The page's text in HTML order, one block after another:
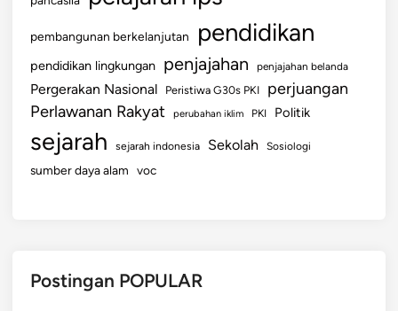
g
n
G
l
o
a
pembangunan berkelanjutan pendidikan
pendidikan lingkungan penjajahan penjajahan belanda
Pergerakan Nasional Peristiwa G30s PKI perjuangan
Perlawanan Rakyat perubahan iklim PKI Politik
sejarah sejarah indonesia Sekolah Sosiologi
sumber daya alam voc
Postingan POPULAR